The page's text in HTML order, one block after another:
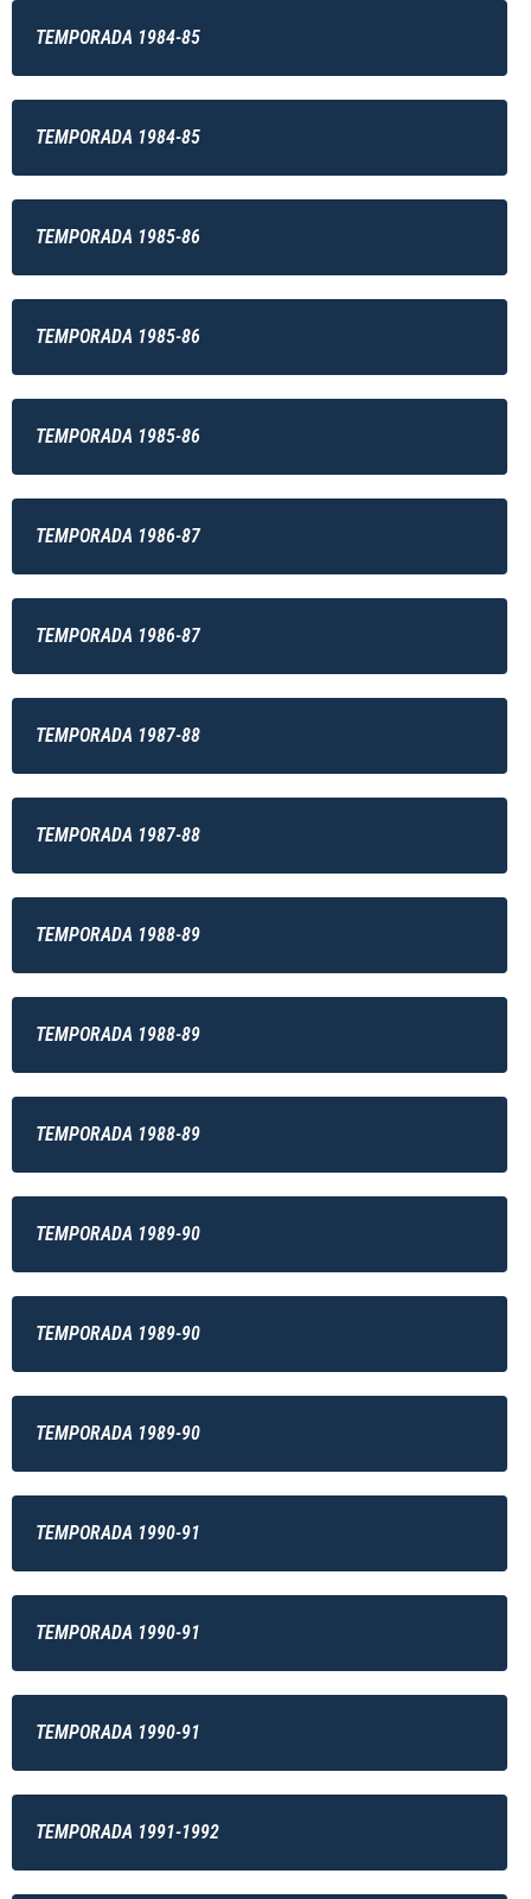
TEMPORADA 1984-85
TEMPORADA 1984-85
TEMPORADA 1985-86
TEMPORADA 1985-86
TEMPORADA 1985-86
TEMPORADA 1986-87
TEMPORADA 1986-87
TEMPORADA 1987-88
TEMPORADA 1987-88
TEMPORADA 1988-89
TEMPORADA 1988-89
TEMPORADA 1988-89
TEMPORADA 1989-90
TEMPORADA 1989-90
TEMPORADA 1989-90
TEMPORADA 1990-91
TEMPORADA 1990-91
TEMPORADA 1990-91
TEMPORADA 1991-1992